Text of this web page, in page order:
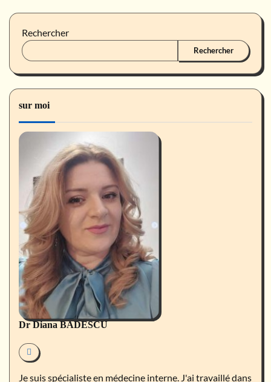
Rechercher
Rechercher
sur moi
Dr Diana BADESCU
Je suis spécialiste en médecine interne. J'ai travaillé dans